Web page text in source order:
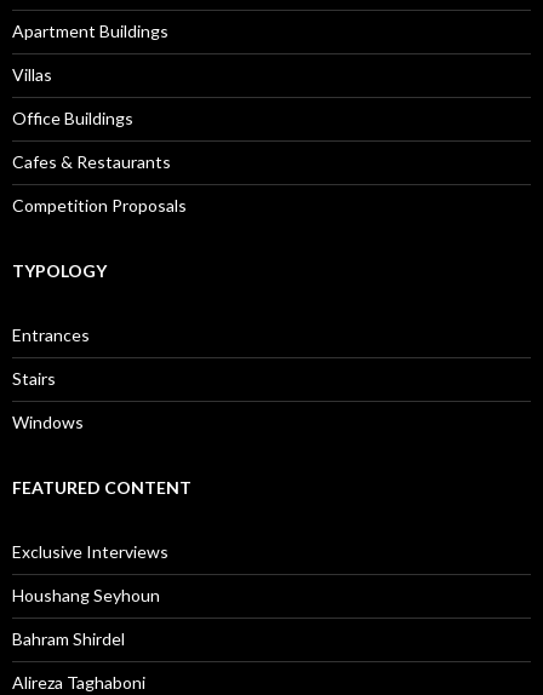
Apartment Buildings
Villas
Office Buildings
Cafes & Restaurants
Competition Proposals
TYPOLOGY
Entrances
Stairs
Windows
FEATURED CONTENT
Exclusive Interviews
Houshang Seyhoun
Bahram Shirdel
Alireza Taghaboni